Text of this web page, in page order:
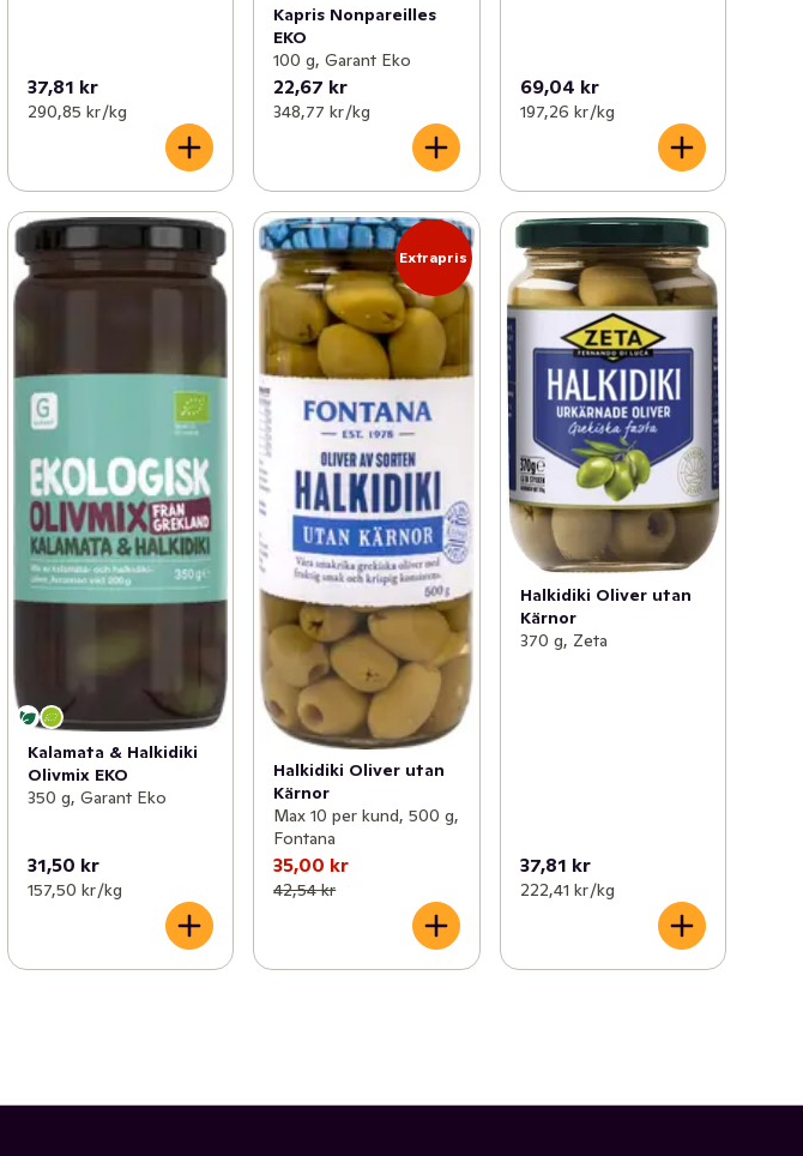
37,81 kr
290,85 kr /kg
Kapris Nonpareilles
EKO
100 g, Garant Eko
22,67 kr
348,77 kr /kg
69,04 kr
197,26 kr /kg
Kalamata & Halkidiki
Olivmix EKO
350 g, Garant Eko
31,50 kr
157,50 kr /kg
Extrapris
Halkidiki Oliver utan
Kärnor
Max 10 per kund, 500 g,
Fontana
35,00 kr
42,54 kr
Halkidiki Oliver utan
Kärnor
370 g, Zeta
37,81 kr
222,41 kr /kg